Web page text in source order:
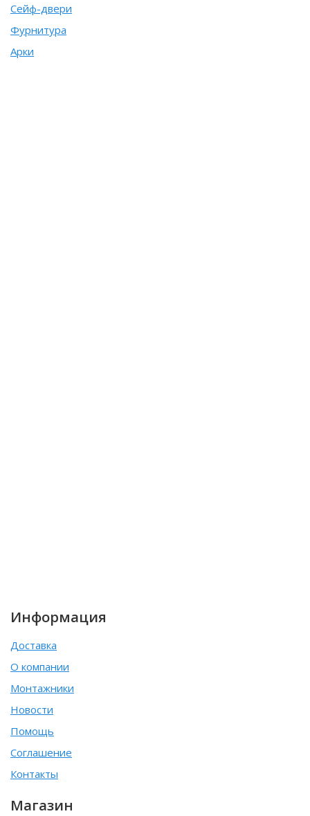
Сейф-двери
Фурнитура
Арки
Информация
Доставка
О компании
Монтажники
Новости
Помощь
Соглашение
Контакты
Магазин